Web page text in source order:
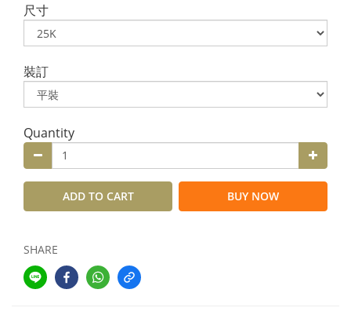
尺寸
裝訂
Quantity
ADD TO CART BUY NOW
SHARE